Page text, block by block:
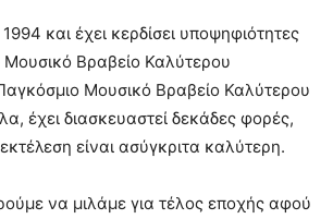
και έχει κερδίσει υποψηφιότητες
Μουσικό Βραβείο Καλύτερου
Μουσικό Βραβείο Καλύτερου
έχει διασκευαστεί δεκάδες φορές,
είναι ασύγκριτα καλύτερη.
να μιλάμε για τέλος εποχής αφού